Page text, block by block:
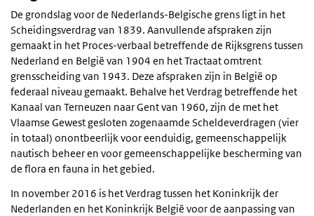
De grondslag voor de Nederlands-Belgische grens ligt in het
Scheidingsverdrag van 1839. Aanvullende afspraken zijn
gemaakt in het Proces-verbaal betreffende de Rijksgrens tussen
Nederland en België van 1904 en het Tractaat omtrent
grensscheiding van 1943. Deze afspraken zijn in België op
federaal niveau gemaakt. Behalve het Verdrag betreffende het
Kanaal van Terneuzen naar Gent van 1960, zijn de met het
Vlaamse Gewest gesloten zogenaamde Scheldeverdragen (vier
in totaal) onontbeerlijk voor eenduidig, gemeenschappelijk
nautisch beheer en voor gemeenschappelijke bescherming van
de flora en fauna in het gebied.
In november 2016 is het Verdrag tussen het Koninkrijk der
Nederlanden en het Koninkrijk België voor de aanpassing van